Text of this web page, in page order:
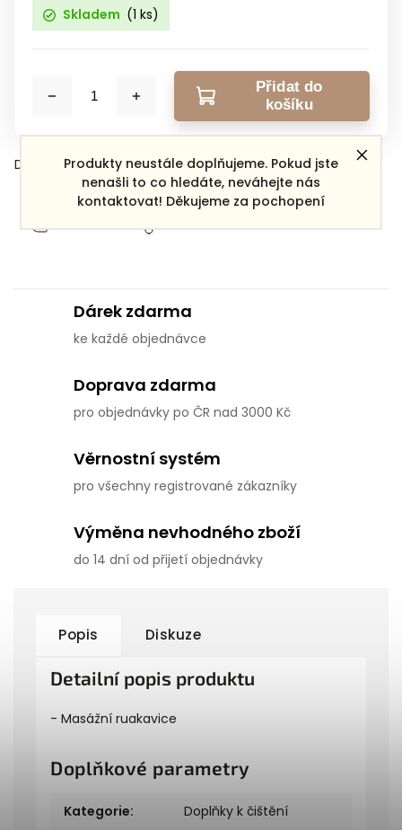
Produkty neustále doplňujeme. Pokud jste
nenašli to co hledáte, neváhejte nás
kontaktovat! Děkujeme za pochopení
Skladem (1 ks)
Přidat do
košíku
Detailní informace
Dárek zdarma
ke každé objednávce
Doprava zdarma
pro objednávky po ČR nad 3000 Kč
Věrnostní systém
pro všechny registrované zákazníky
Výměna nevhodného zboží
do 14 dní od přijetí objednávky
Popis Diskuze
Detailní popis produktu
- Masážní ruakavice
Doplňkové parametry
Kategorie: Doplňky k čištění